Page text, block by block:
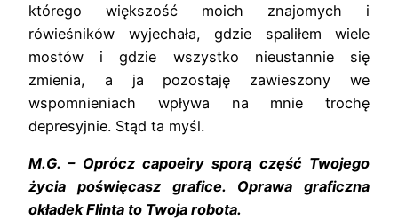
którego większość moich znajomych i
rówieśników wyjechała, gdzie spaliłem wiele
mostów i gdzie wszystko nieustannie się
zmienia, a ja pozostaję zawieszony we
wspomnieniach wpływa na mnie trochę
depresyjnie. Stąd ta myśl.
M.G. – Oprócz capoeiry sporą część Twojego
życia poświęcasz grafice. Oprawa graficzna
okładek Flinta to Twoja robota.